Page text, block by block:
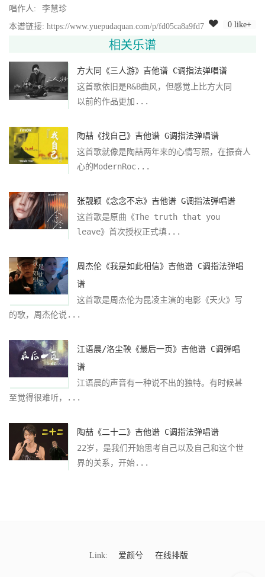
唱作人:
李慧珍
本谱链接: https://www.yuepudaquan.com/p/fd05ca8a9fd7
0 like+
相关乐谱
方大同《三人游》吉他谱 C调指法弹唱谱
这首歌依旧是R&B曲风，但感觉上比方大同
以前的作品更加...
陶喆《找自己》吉他谱 G调指法弹唱谱
这首歌就像是陶喆两年来的心情写照，在振奋人
心的ModernRoc...
张靓颖《念念不忘》吉他谱 G调指法弹唱谱
这首歌是原曲《The truth that you
leave》首次授权正式填...
周杰伦《我是如此相信》吉他谱 C调指法弹唱
谱
这首歌是周杰伦为昆凌主演的电影《天火》写
的歌，周杰伦说...
江语晨/洛尘鞅《最后一页》吉他谱 C调弹唱
谱
江语晨的声音有一种说不出的独特。有时候甚
至觉得很难听，...
陶喆《二十二》吉他谱 C调指法弹唱谱
22岁，是我们开始思考自己以及自己和这个世
界的关系，开始...
Link: 爱颜兮 在线排版